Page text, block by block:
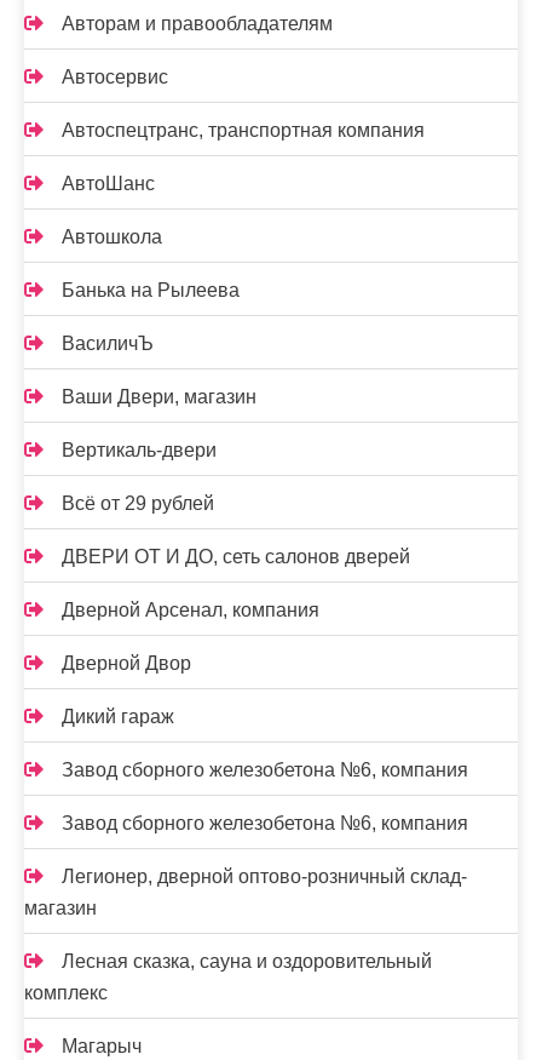
Авторам и правообладателям
Автосервис
Автоспецтранс, транспортная компания
АвтоШанс
Автошкола
Банька на Рылеева
ВасиличЪ
Ваши Двери, магазин
Вертикаль-двери
Всё от 29 рублей
ДВЕРИ ОТ И ДО, сеть салонов дверей
Дверной Арсенал, компания
Дверной Двор
Дикий гараж
Завод сборного железобетона №6, компания
Завод сборного железобетона №6, компания
Легионер, дверной оптово-розничный склад-
магазин
Лесная сказка, сауна и оздоровительный
комплекс
Магарыч